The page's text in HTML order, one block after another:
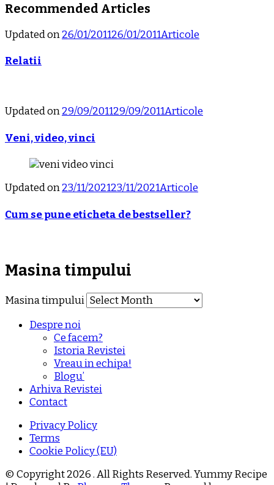
Recommended Articles
Updated on26/01/201126/01/2011Articole
Relatii
Updated on29/09/201129/09/2011Articole
Veni, video, vinci
Updated on23/11/202123/11/2021Articole
Cum se pune eticheta de bestseller?
Masina timpului
Masina timpului
Despre noi
Ce facem?
Istoria Revistei
Vreau in echipa!
Blogu’
Arhiva Revistei
Contact
Privacy Policy
Terms
Cookie Policy (EU)
© Copyright 2026. All Rights Reserved.Yummy Recipe